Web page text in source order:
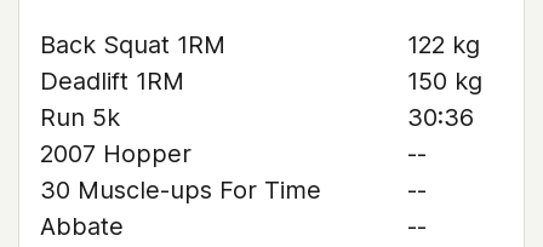
Back Squat 1RM
122 kg
Deadlift 1RM
150 kg
Run 5k
30:36
2007 Hopper
--
30 Muscle-ups For Time
--
Abbate
--